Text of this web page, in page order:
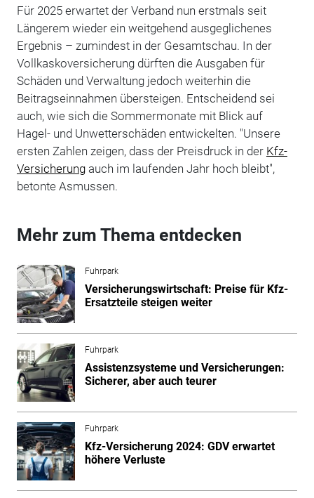
Für 2025 erwartet der Verband nun erstmals seit
Längerem wieder ein weitgehend ausgeglichenes
Ergebnis – zumindest in der Gesamtschau. In der
Vollkaskoversicherung dürften die Ausgaben für
Schäden und Verwaltung jedoch weiterhin die
Beitragseinnahmen übersteigen. Entscheidend sei
auch, wie sich die Sommermonate mit Blick auf
Hagel- und Unwetterschäden entwickelten. "Unsere
ersten Zahlen zeigen, dass der Preisdruck in der Kfz-
Versicherungauch im laufenden Jahr hoch bleibt",
betonte Asmussen.
Mehr zum Thema entdecken
Fuhrpark
Versicherungswirtschaft: Preise für Kfz-
Ersatzteile steigen weiter
Fuhrpark
Assistenzsysteme und Versicherungen:
Sicherer, aber auch teurer
Fuhrpark
Kfz-Versicherung 2024: GDV erwartet
höhere Verluste